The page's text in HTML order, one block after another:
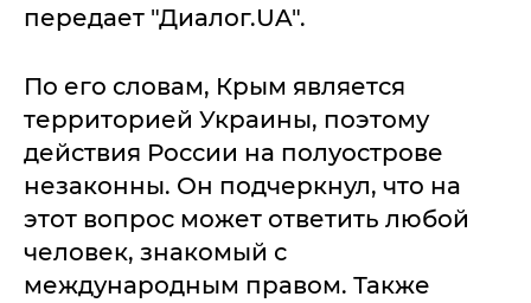
передает "Диалог.UA".
По его словам, Крым является
территорией Украины, поэтому
действия России на полуострове
незаконны. Он подчеркнул, что на
этот вопрос может ответить любой
человек, знакомый с
международным правом. Также